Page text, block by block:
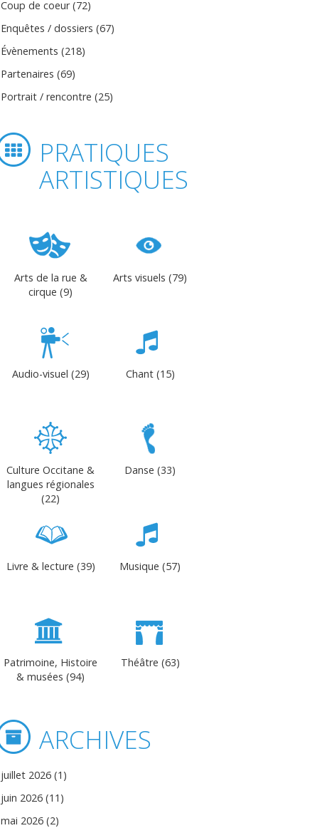
Coup de coeur (72)
Enquêtes / dossiers (67)
Évènements (218)
Partenaires (69)
Portrait / rencontre (25)
PRATIQUES
ARTISTIQUES
Arts de la rue &
cirque (9)
Arts visuels (79)
Audio-visuel (29) Chant (15)
Culture Occitane &
langues régionales
(22)
Danse (33)
Livre & lecture (39) Musique (57)
Patrimoine, Histoire
& musées (94)
Théâtre (63)
ARCHIVES
juillet 2026 (1)
juin 2026 (11)
mai 2026 (2)